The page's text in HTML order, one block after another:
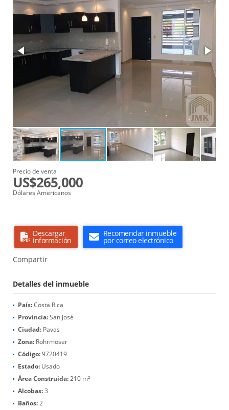
Precio de venta
US$265,000
Dólares Americanos
Descargar
información
Recomendar inmueble
por correo electrónico
Compartir
Detalles del inmueble
País:Costa Rica
Provincia:San José
Ciudad: Pavas
Zona: Rohrmoser
Código:9720419
Estado: Usado
Área Construida:210 m²
Alcobas:3
Baños:2